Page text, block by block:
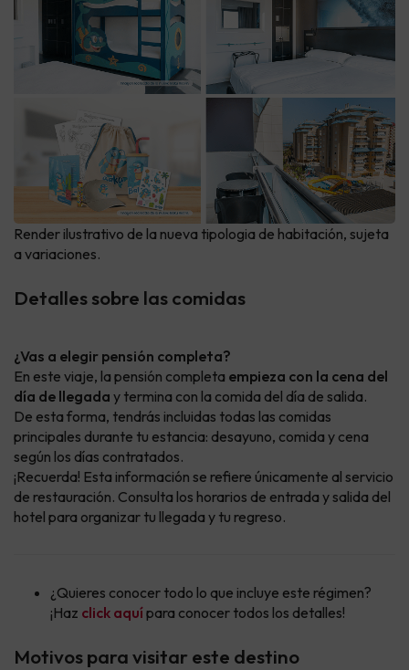
Render ilustrativo de la nueva tipologia de habitación, sujeta
a variaciones.
Detalles sobre las comidas
¿Vas a elegir pensión completa?
En este viaje, la pensión completa empieza con la cena del
día de llegada y termina con la comida del día de salida.
De esta forma, tendrás incluidas todas las comidas
principales durante tu estancia: desayuno, comida y cena
según los días contratados.
¡Recuerda! Esta información se refiere únicamente al servicio
de restauración. Consulta los horarios de entrada y salida del
hotel para organizar tu llegada y tu regreso.
¿Quieres conocer todo lo que incluye este régimen?
¡Haz click aquípara conocer todos los detalles!
Motivos para visitar este destino